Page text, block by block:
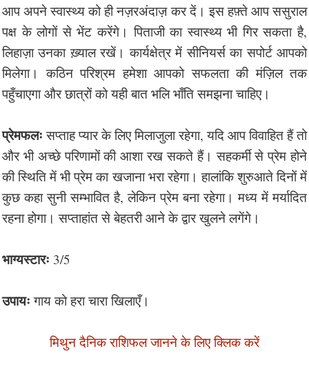
आप अपने स्वास्थ्य को ही नज़रअंदाज़ कर दें। इस हफ़्ते आप ससुराल
पक्ष के लोगों से भेंट करेंगे। पिताजी का स्वास्थ्य भी गिर सकता है,
लिहाज़ा उनका ख़्याल रखें। कार्यक्षेत्र में सीनियर्स का सपोर्ट आपको
मिलेगा। कठिन परिश्रम हमेशा आपको सफलता की मंज़िल तक
पहुँचाएगा और छात्रों को यही बात भलि भाँति समझना चाहिए।
प्रेमफलः सप्ताह प्यार के लिए मिलाजुला रहेगा, यदि आप विवाहित हैं तो
और भी अच्छे परिणामों की आशा रख सकते हैं। सहकर्मी से प्रेम होने
की स्थिति में भी प्रेम का खजाना भरा रहेगा। हालांकि शुरुआते दिनों में
कुछ कहा सुनी सम्भावित है, लेकिन प्रेम बना रहेगा। मध्य में मर्यादित
रहना होगा। सप्ताहांत से बेहतरी आने के द्वार खुलने लगेंगे।
भाग्यस्टारः 3/5
उपायः गाय को हरा चारा खिलाएँ।
मिथुन दैनिक राशिफल जानने के लिए क्लिक करें